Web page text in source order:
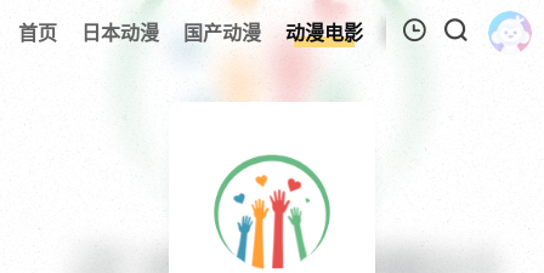
首页 日本动漫 国产动漫 动漫电影 欧美动漫 追剧
我的观影记录